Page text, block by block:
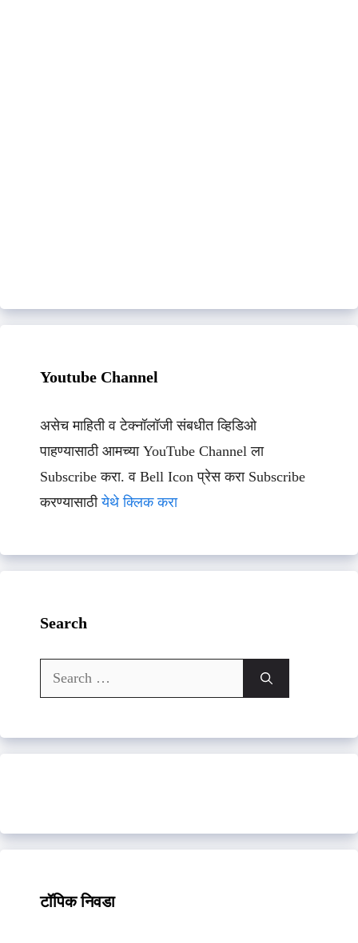
Youtube Channel
असेच माहिती व टेक्नॉलॉजी संबधीत व्हिडिओ
पाहण्यासाठी आमच्या YouTube Channel ला
Subscribe करा. व Bell Icon प्रेस करा Subscribe
करण्यासाठीयेथे क्लिक करा
Search
Search
for:
टॉपिक निवडा